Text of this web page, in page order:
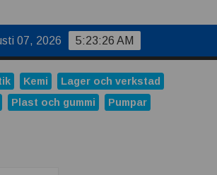
5:23:27 AM
07, 2026
Kemi
Lager och verkstad
Plast och gummi
Pumpar